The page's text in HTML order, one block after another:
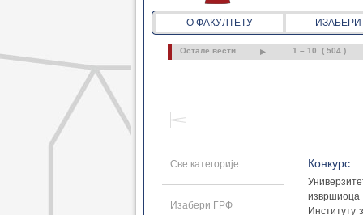
О ФАКУЛТЕТУ
Остале вести 1 – 10 ( 504 )
Све категорије
Изабери ГРФ
Конкурс
извршиоца
Институту